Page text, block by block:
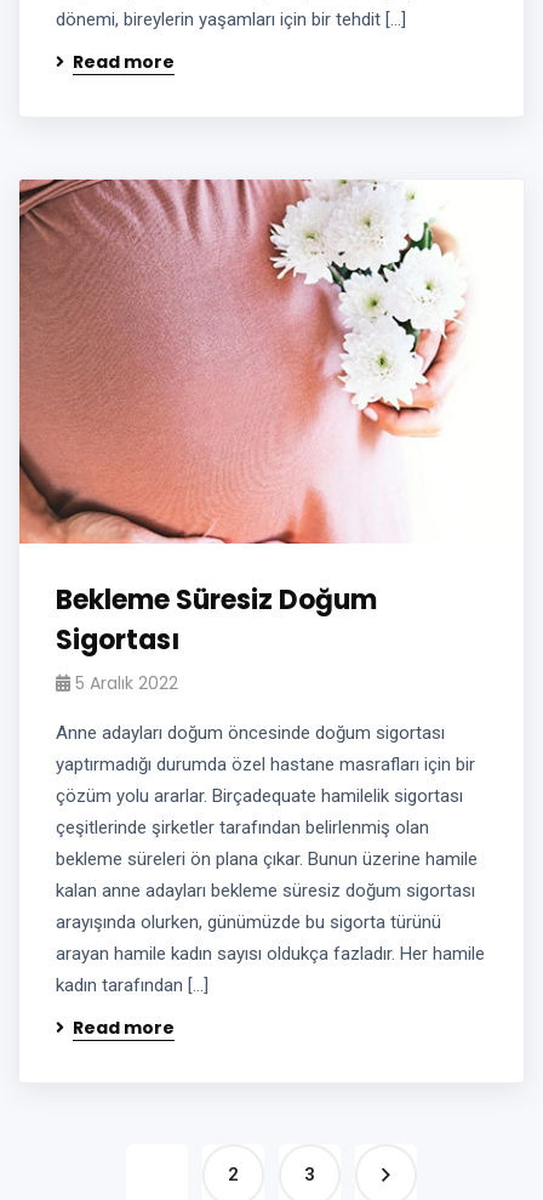
dönemi, bireylerin yaşamları için bir tehdit […]
Read more
Bekleme Süresiz Doğum
Sigortası
5 Aralık 2022
Anne adayları doğum öncesinde doğum sigortası
yaptırmadığı durumda özel hastane masrafları için bir
çözüm yolu ararlar. Birçadequate hamilelik sigortası
çeşitlerinde şirketler tarafından belirlenmiş olan
bekleme süreleri ön plana çıkar. Bunun üzerine hamile
kalan anne adayları bekleme süresiz doğum sigortası
arayışında olurken, günümüzde bu sigorta türünü
arayan hamile kadın sayısı oldukça fazladır. Her hamile
kadın tarafından […]
Read more
2 3